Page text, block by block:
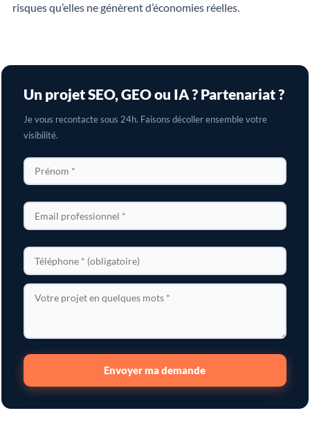
risques qu’elles ne génèrent d’économies réelles.
Un projet SEO, GEO ou IA ? Partenariat ?
Je vous recontacte sous 24h. Faisons décoller ensemble votre
visibilité.
Envoyer ma demande